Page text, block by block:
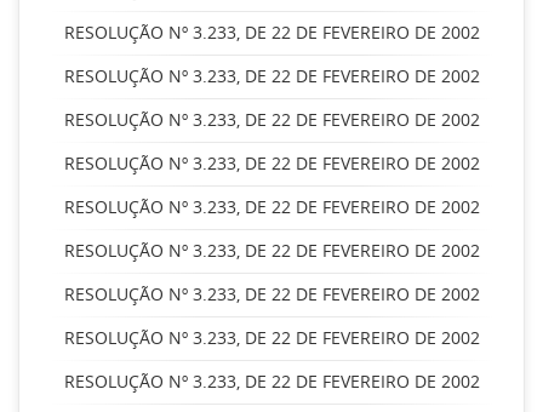
RESOLUÇÃO Nº 3.233, DE 22 DE FEVEREIRO DE 2002
RESOLUÇÃO Nº 3.233, DE 22 DE FEVEREIRO DE 2002
RESOLUÇÃO Nº 3.233, DE 22 DE FEVEREIRO DE 2002
RESOLUÇÃO Nº 3.233, DE 22 DE FEVEREIRO DE 2002
RESOLUÇÃO Nº 3.233, DE 22 DE FEVEREIRO DE 2002
RESOLUÇÃO Nº 3.233, DE 22 DE FEVEREIRO DE 2002
RESOLUÇÃO Nº 3.233, DE 22 DE FEVEREIRO DE 2002
RESOLUÇÃO Nº 3.233, DE 22 DE FEVEREIRO DE 2002
RESOLUÇÃO Nº 3.233, DE 22 DE FEVEREIRO DE 2002